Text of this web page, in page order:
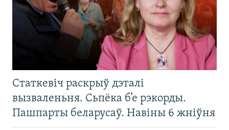
Статкевіч раскрыў дэталі
вызваленьня. Сьпёка б’е рэкорды.
Пашпарты беларусаў. Навіны 6 жніўня